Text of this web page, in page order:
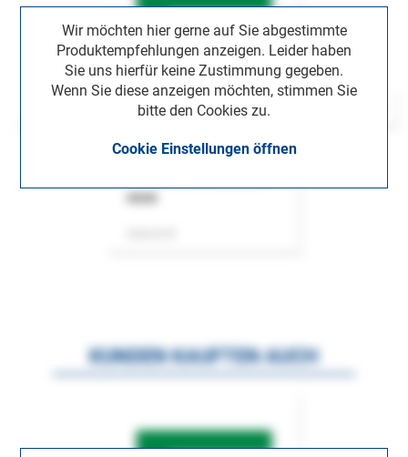
Wir möchten hier gerne auf Sie abgestimmte
Produktempfehlungen anzeigen. Leider haben
Sie uns hierfür keine Zustimmung gegeben.
Wenn Sie diese anzeigen möchten, stimmen Sie
bitte den Cookies zu.
Cookie Einstellungen öffnen
KUNDEN KAUFTEN AUCH